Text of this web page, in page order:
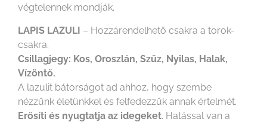
végtelennek mondják.
LAPIS LAZULI – Hozzárendelhető csakra a torok-
csakra.
Csillagjegy: Kos, Oroszlán, Szűz, Nyilas, Halak,
Vízöntő.
A lazulit bátorságot ad ahhoz, hogy szembe
nézzünk életünkkel és felfedezzük annak értelmét.
Erősíti és nyugtatja az idegeket. Hatással van a